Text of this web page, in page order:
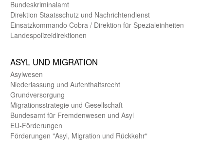
Bundes­kriminal­amt
Direktion Staats­schutz und Nach­richten­dienst
Einsatz­kommando Cobra / Direktion für Spezialeinheiten
Landes­polizei­direk­tionen
ASYL UND MIGRA­TION
Asyl­wesen
Nieder­lassung und Aufent­halts­recht
Grund­versorgung
Migrations­strategie und Gesell­schaft
Bundes­amt für Fremden­wesen und Asyl
EU-Förde­rungen
Förderungen "Asyl, Migration und Rückkehr"